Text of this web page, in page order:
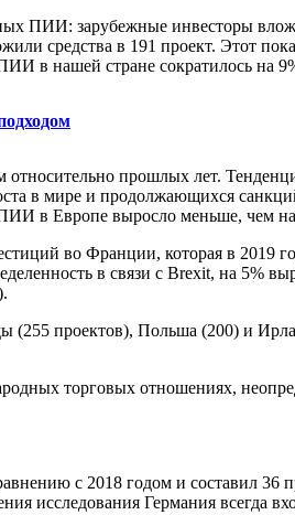
ПИИ: зарубежные инвесторы
средства в 191 проект. Этот
в нашей стране сократилось на
относительно прошлых лет.
в мире и продолжающихся
в Европе выросло меньше, чем
во Франции, которая в 2019
в связи с Brexit, на 5%
проектов), Польша (200) и
торговых отношениях,
с 2018 годом и составил
исследования Германия всегда